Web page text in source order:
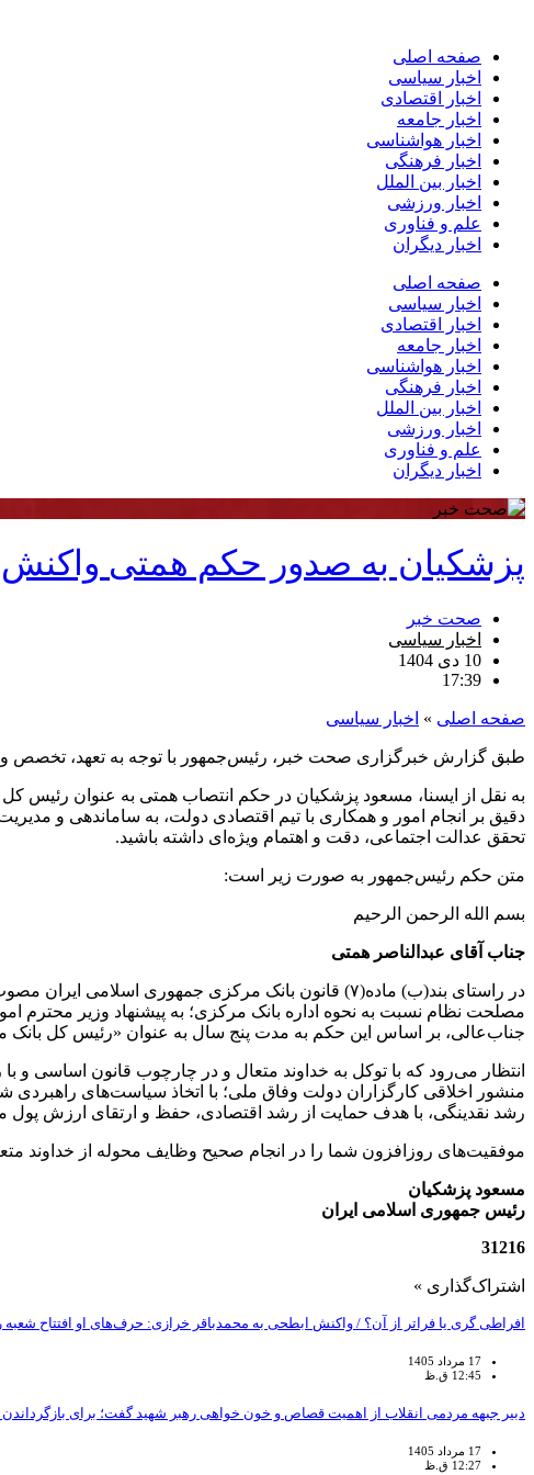
محتوا
صفحه اصلی
اخبار سیاسی
اخبار اقتصادی
اخبار جامعه
اخبار هواشناسی
اخبار فرهنگی
اخبار بین الملل
اخبار ورزشی
علم و فناوری
اخبار دیگران
صفحه اصلی
اخبار سیاسی
اخبار اقتصادی
اخبار جامعه
اخبار هواشناسی
اخبار فرهنگی
اخبار بین الملل
اخبار ورزشی
علم و فناوری
اخبار دیگران
پزشکیان به صدور حکم همتی واکنش
صحت خبر
اخبار سیاسی
10 دی 1404
17:39
صفحه اصلی » اخبار سیاسی
طبق گزارش خبرگزاری صحت خبر، رئیس‌جمهور با توجه به تعهد، تخصص و
به نقل از ایسنا، مسعود پزشکیان در حکم انتصاب همتی به عنوان رئیس کل
دقیق بر انجام امور و همکاری با تیم اقتصادی دولت، به ساماندهی و
تحقق عدالت اجتماعی، دقت و اهتمام ویژه‌ای داشته باشید.
متن حکم رئیس‌جمهور به صورت زیر است:
بسم الله الرحمن الرحیم
جناب آقای عبدالناصر همتی
جناب‌عالی، بر اساس این حکم به مدت پنج سال به عنوان «رئیس کل
انتظار می‌رود که با توکل به خداوند متعال و در چارچوب قانون
منشور اخلاقی کارگزاران دولت وفاق ملی؛ با اتخاذ سیاست‌های راهبردی
رشد نقدینگی، با هدف حمایت از رشد اقتصادی، حفظ و ارتقای ارزش پول
موفقیت‌های روزافزون شما را در انجام صحیح وظایف محوله از خداوند
مسعود پزشکیان
رئیس جمهوری اسلامی ایران
31216
اشتراک‌گذاری »
افراطی گری یا فراتر از آن؟ / واکنش ابطحی به محمدباقر خرازی: حرف‌های او افتتاح
17 مرداد 1405
12:45 ق.ظ
دبیر جبهه مردمی انقلاب از اهمیت قصاص و خون خواهی رهبر شهید گفت؛ برای
17 مرداد 1405
12:27 ق.ظ